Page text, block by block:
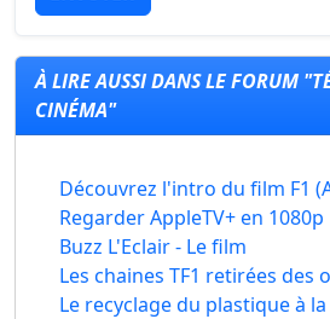
À LIRE AUSSI DANS LE FORUM
CINÉMA"
Découvrez l'intro du film F1
Regarder AppleTV+ en 1080p
Buzz L'Eclair - Le film
Les chaines TF1 retirées des
Le recyclage du plastique à la